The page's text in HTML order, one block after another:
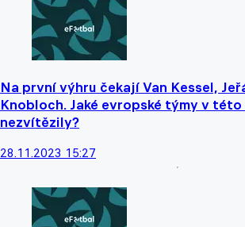
Na první výhru čekají Van Kessel,
Knobloch. Jaké evropské týmy v
nezvítězily?
28.11.2023 15:27